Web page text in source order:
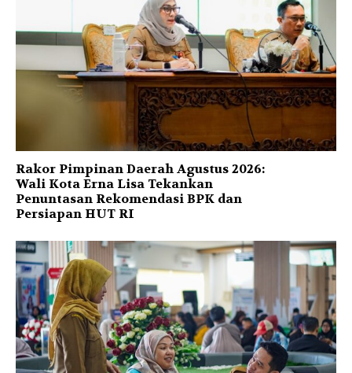
Rakor Pimpinan Daerah Agustus 2026:
Wali Kota Erna Lisa Tekankan
Penuntasan Rekomendasi BPK dan
Persiapan HUT RI